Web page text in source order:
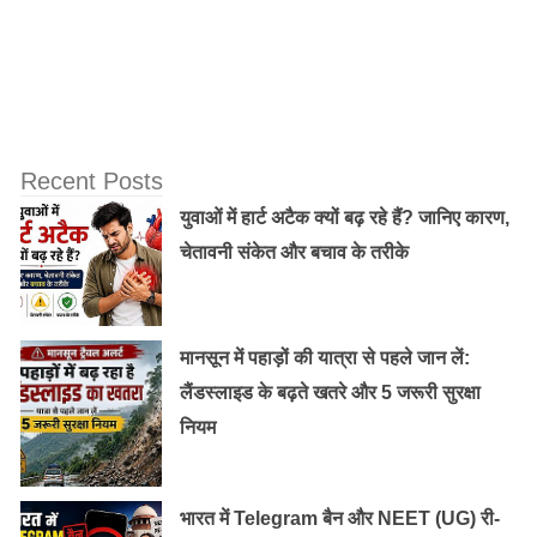
सेलसाइड विशलेषक उन ही कंपनियों में रुचि दिखाते हैं जिनमें उनकी
मालिकाना कंपनी निवेश करती है, यानि साफ तौर पर ये आपसी हितों
का टकराव है।
मेरी राय में वालस्ट्रीट शोध को सही करने का सबसे अच्छा रास्ता
होगा कि वो आनलाइल समुदाय को साथ लेकर व्यावसायिक निवेशकों
को अपना शोध रखने का मौका दे। ये बहुत ही बढ़िया तरीके से किया
Recent Posts
युवाओं में हार्ट अटैक क्यों बढ़ रहे हैं? जानिए कारण,
चेतावनी संकेत और बचाव के तरीके
मानसून में पहाड़ों की यात्रा से पहले जान लें:
लैंडस्लाइड के बढ़ते खतरे और 5 जरूरी सुरक्षा
नियम
भारत में Telegram बैन और NEET (UG) री-